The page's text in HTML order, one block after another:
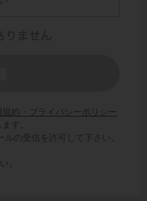
規約・プライバシーポリシー
す。
の受信を許可して下さい。
。